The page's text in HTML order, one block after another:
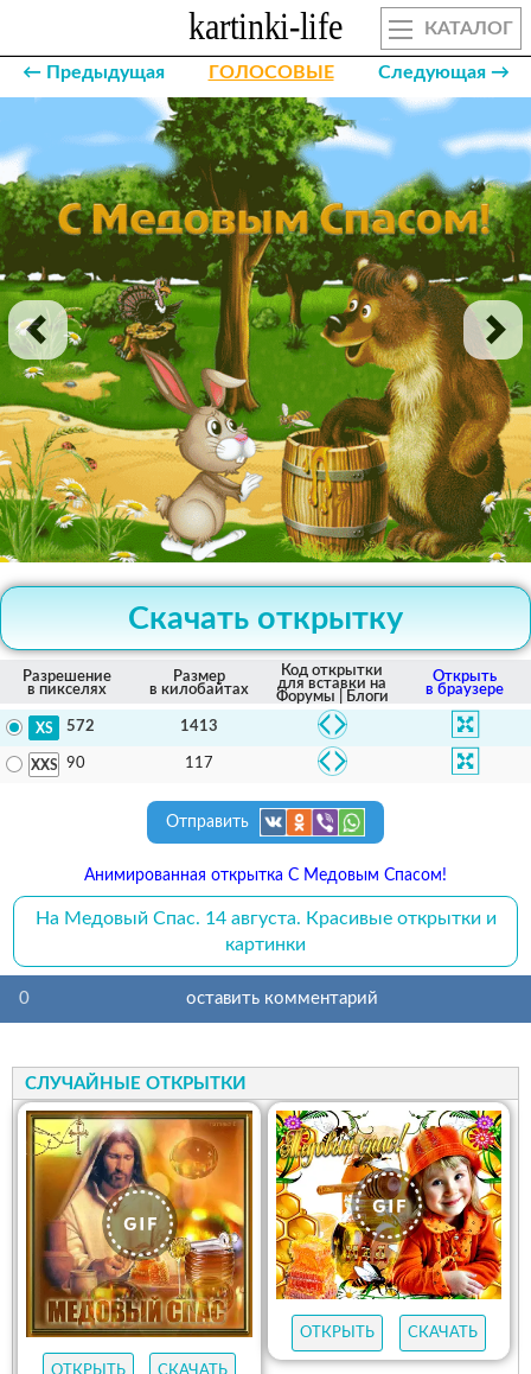
КАТАЛОГ
← Предыдущая ГОЛОСОВЫЕ Следующая →
Скачать открытку
Разрешение
в пикселях
Размер
в килобайтах
Код открытки
для вставки на
Форумы | Блоги
Открыть
в браузере
572 1413
90 117
Отправить
Анимированная открытка С Медовым Спасом!
На Медовый Спас. 14 августа. Красивые открытки и
картинки
0 оставить комментарий
СЛУЧАЙНЫЕ ОТКРЫТКИ
ОТКРЫТЬ СКАЧАТЬ
ОТКРЫТЬ СКАЧАТЬ